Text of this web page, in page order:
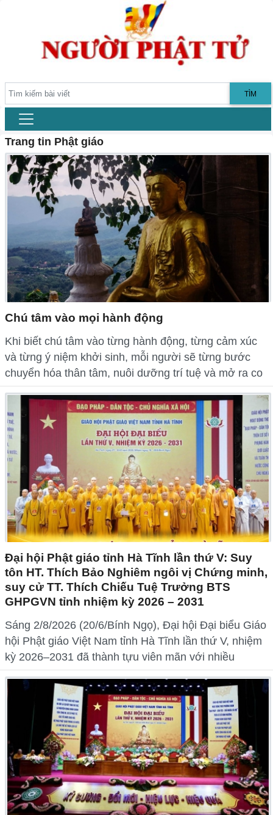
TÌM
Trang tin Phật giáo
Chú tâm vào mọi hành động
Khi biết chú tâm vào từng hành động, từng cảm xúc
và từng ý niệm khởi sinh, mỗi người sẽ từng bước
chuyển hóa thân tâm, nuôi dưỡng trí tuệ và mở ra co
Đại hội Phật giáo tỉnh Hà Tĩnh lần thứ V: Suy
tôn HT. Thích Bảo Nghiêm ngôi vị Chứng minh,
suy cử TT. Thích Chiếu Tuệ Trưởng BTS
GHPGVN tỉnh nhiệm kỳ 2026 – 2031
Sáng 2/8/2026 (20/6/Bính Ngọ), Đại hội Đại biểu Giáo
hội Phật giáo Việt Nam tỉnh Hà Tĩnh lần thứ V, nhiệm
kỳ 2026–2031 đã thành tựu viên mãn với nhiều